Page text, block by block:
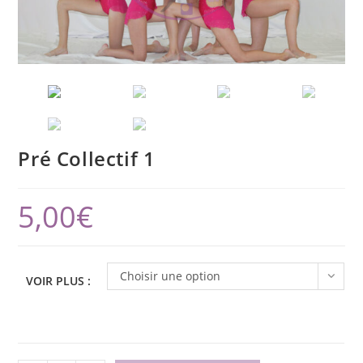
Pré Collectif 1
5,00€
VOIR PLUS : Choisir une option